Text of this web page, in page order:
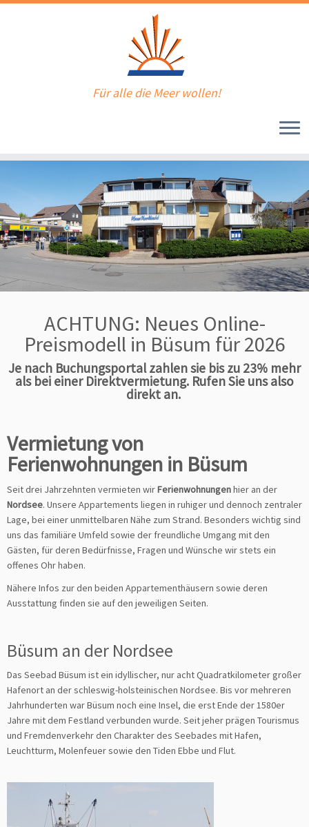
springen
Für alle die Meer wollen!
ACHTUNG: Neues Online-
Preismodell in Büsum für 2026
Je nach Buchungsportal zahlen sie bis zu 23% mehr
als bei einer Direktvermietung. Rufen Sie uns also
direkt an.
Vermietung von
Ferienwohnungen in Büsum
Seit drei Jahrzehnten vermieten wirFerienwohnungenhier an der
Nordsee. Unsere Appartements liegen in ruhiger und dennoch zentraler
Lage, bei einer unmittelbaren Nähe zum Strand. Besonders wichtig sind
uns das familiäre Umfeld sowie der freundliche Umgang mit den
Gästen, für deren Bedürfnisse, Fragen und Wünsche wir stets ein
offenes Ohr haben.
Nähere Infos zur den beiden Appartementhäusern sowie deren
Ausstattung finden sie auf den jeweiligen Seiten.
Büsum an der Nordsee
Das Seebad Büsum ist ein idyllischer, nur acht Quadratkilometer großer
Hafenort an der schleswig-holsteinischen Nordsee. Bis vor mehreren
Jahrhunderten war Büsum noch eine Insel, die erst Ende der 1580er
Jahre mit dem Festland verbunden wurde. Seit jeher prägen Tourismus
und Fremdenverkehr den Charakter des Seebades mit Hafen,
Leuchtturm, Molenfeuer sowie den Tiden Ebbe und Flut.